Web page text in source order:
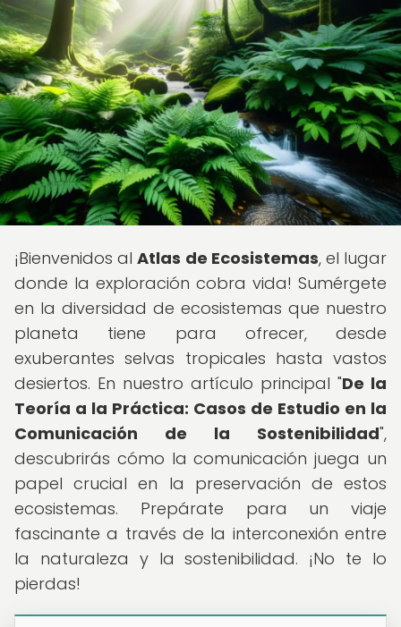
¡Bienvenidos alAtlas de Ecosistemas, el lugar
donde la exploración cobra vida! Sumérgete
en la diversidad de ecosistemas que nuestro
planeta tiene para ofrecer, desde
exuberantes selvas tropicales hasta vastos
desiertos. En nuestro artículo principal "De la
Teoría a la Práctica: Casos de Estudio en la
Comunicación de la Sostenibilidad",
descubrirás cómo la comunicación juega un
papel crucial en la preservación de estos
ecosistemas. Prepárate para un viaje
fascinante a través de la interconexión entre
la naturaleza y la sostenibilidad. ¡No te lo
pierdas!